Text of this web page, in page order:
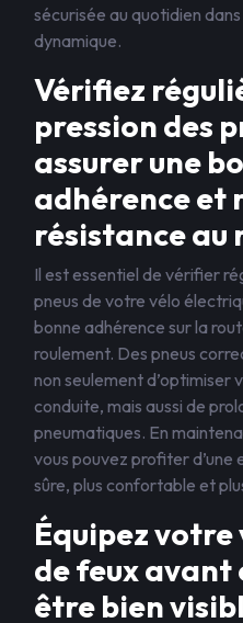
sécurisée au quotidien
dynamique.
Vérifiez
pression des
assurer une
adhérence et
résistance au
Il est essentiel de vérifier
pneus de votre vélo
bonne adhérence sur la
roulement. Des pneus
non seulement d’optimiser
conduite, mais aussi de
pneumatiques. En
vous pouvez profiter d’une
sûre, plus confortable et
Équipez
de feux
être bien